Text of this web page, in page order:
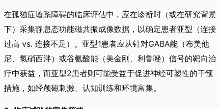
在孤独症谱系障碍的临床评估中，应在诊断时（或在研究背景
下）采集静息态功能磁共振成像数据，以确定患者亚型（连接
过高 vs. 连接不足）。亚型1患者应从针对GABA能（布美他
尼、氯硝西泮）或谷氨酸能（美金刚、利鲁唑）信号的靶向治
疗中获益，而亚型2患者则可能受益于促进神经可塑性的干预
措施，如经颅磁刺激、认知训练和环境富集。